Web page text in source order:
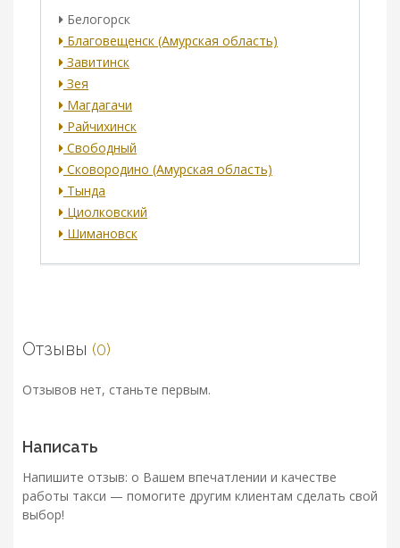
Белогорск
Благовещенск (Амурская область)
Завитинск
Зея
Магдагачи
Райчихинск
Свободный
Сковородино (Амурская область)
Тында
Циолковский
Шимановск
Отзывы (0)
Отзывов нет, станьте первым.
Написать
Напишите отзыв: о Вашем впечатлении и качестве
работы такси — помогите другим клиентам сделать свой
выбор!